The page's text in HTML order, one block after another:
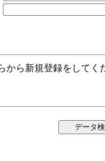
から新規登録をしてく